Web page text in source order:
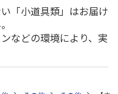
「小道具類」はお届け
などの環境により、実